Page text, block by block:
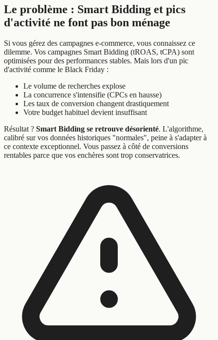
Le problème : Smart Bidding et pics
d'activité ne font pas bon ménage
Si vous gérez des campagnes e-commerce, vous connaissez ce
dilemme. Vos campagnes Smart Bidding (tROAS, tCPA) sont
optimisées pour des performances stables. Mais lors d'un pic
d'activité comme le Black Friday :
Le volume de recherches explose
La concurrence s'intensifie (CPCs en hausse)
Les taux de conversion changent drastiquement
Votre budget habituel devient insuffisant
Résultat ? Smart Bidding se retrouve désorienté. L'algorithme,
calibré sur vos données historiques "normales", peine à s'adapter à
ce contexte exceptionnel. Vous passez à côté de conversions
rentables parce que vos enchères sont trop conservatrices.